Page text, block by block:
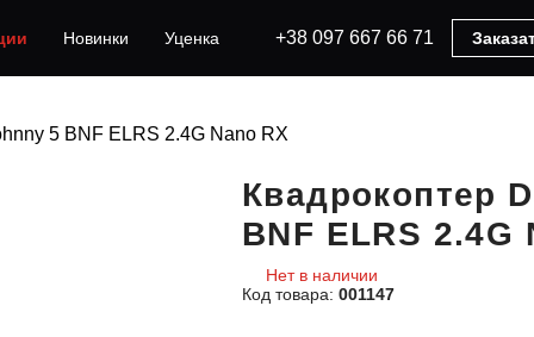
Новинки Уценка +38 097 667 66 71
5 BNF ELRS 2.4G Nano RX
Квадрокоптер
BNF ELRS 2.4G
Нет в наличии
Код товара: 001147